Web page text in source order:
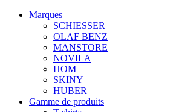
Marques
SCHIESSER
OLAF BENZ
MANSTORE
NOVILA
HOM
SKINY
HUBER
Gamme de produits